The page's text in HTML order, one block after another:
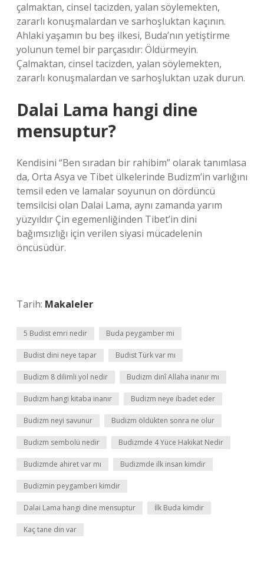
çalmaktan, cinsel tacizden, yalan söylemekten,
zararlı konuşmalardan ve sarhoşluktan kaçının.
Ahlaki yaşamın bu beş ilkesi, Buda’nın yetiştirme
yolunun temel bir parçasıdır: Öldürmeyin.
Çalmaktan, cinsel tacizden, yalan söylemekten,
zararlı konuşmalardan ve sarhoşluktan uzak durun.
Dalai Lama hangi dine
mensuptur?
Kendisini “Ben sıradan bir rahibim” olarak tanımlasa
da, Orta Asya ve Tibet ülkelerinde Budizm’in varlığını
temsil eden ve lamalar soyunun on dördüncü
temsilcisi olan Dalai Lama, aynı zamanda yarım
yüzyıldır Çin egemenliğinden Tibet’in dini
bağımsızlığı için verilen siyasi mücadelenin
öncüsüdür.
Tarih: Makaleler
5 Budist emri nedir Buda peygamber mi
Budist dini neye tapar Budist Türk var mı
Budizm 8 dilimli yol nedir Budizm dinî Allaha inanır mı
Budizm hangi kitaba inanır Budizm neye ibadet eder
Budizm neyi savunur Budizm öldükten sonra ne olur
Budizm sembolü nedir Budizmde 4 Yüce Hakikat Nedir
Budizmde ahiret var mı Budizmde ilk insan kimdir
Budizmin peygamberi kimdir
Dalai Lama hangi dine mensuptur İlk Buda kimdir
Kaç tane din var